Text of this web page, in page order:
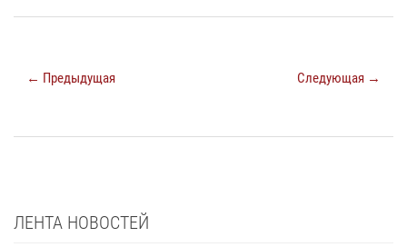
← Предыдущая Следующая →
ЛЕНТА НОВОСТЕЙ